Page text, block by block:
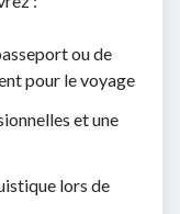
ou de
pour le voyage
et une
lors de